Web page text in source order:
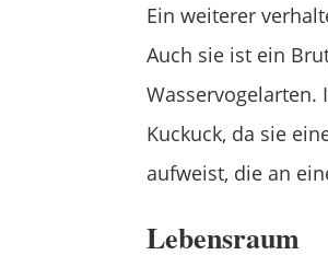
Ein weiterer
Auch sie ist ein
Kuckuck, da sie
aufweist, die an
Lebensraum